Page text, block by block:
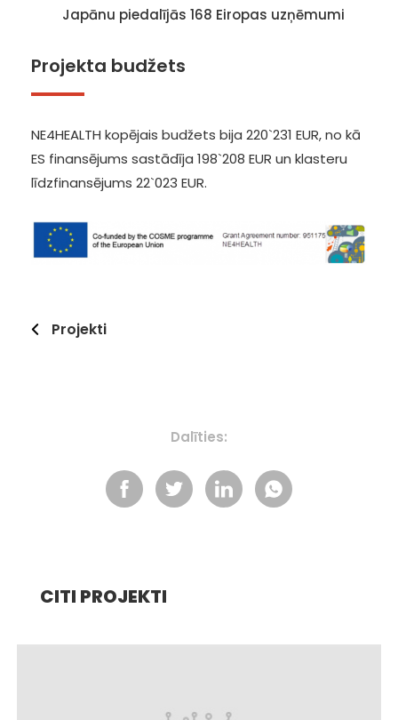
Japānu piedalījās 168 Eiropas uzņēmumi
Projekta budžets
NE4HEALTH kopējais budžets bija 220`231 EUR, no kā
ES finansējums sastādīja 198`208 EUR un klasteru
līdzfinansējums 22`023 EUR.
Projekti
Dalīties:
CITI PROJEKTI